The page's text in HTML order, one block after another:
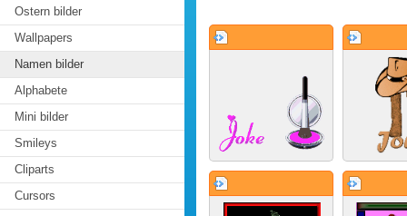
Ostern bilder
Wallpapers
Namen bilder
Alphabete
Mini bilder
Smileys
Cliparts
Cursors